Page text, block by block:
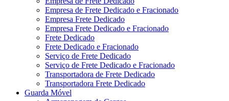
Empresa de Frete Dedicado e Fracionado
Empresa Frete Dedicado
Empresa Frete Dedicado e Fracionado
Frete Dedicado
Frete Dedicado e Fracionado
Serviço de Frete Dedicado
Serviço de Frete Dedicado e Fracionado
Transportadora de Frete Dedicado
Transportadora Frete Dedicado
Guarda Móvel